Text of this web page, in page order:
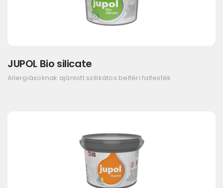
JUPOL Bio silicate
Allergiásoknak ajánlott szilikátos beltéri falfesték